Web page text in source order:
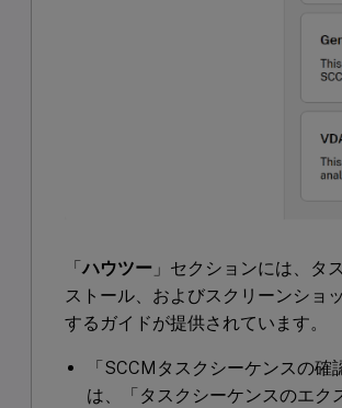
「ハウツー 」セクションには、タ
ストール、およびスクリーンショ
するガイドが提供されています。
「SCCMタスクシーケンスの
は、「タスクシーケンスのエク